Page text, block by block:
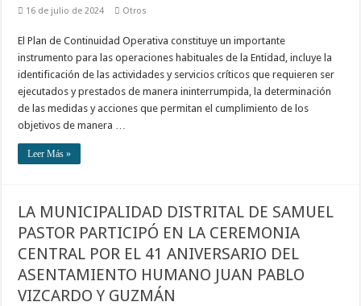
16 de julio de 2024 Otros
El Plan de Continuidad Operativa constituye un importante
instrumento para las operaciones habituales de la Entidad, incluye la
identificación de las actividades y servicios críticos que requieren ser
ejecutados y prestados de manera ininterrumpida, la determinación
de las medidas y acciones que permitan el cumplimiento de los
objetivos de manera …
Leer Más »
LA MUNICIPALIDAD DISTRITAL DE SAMUEL
PASTOR PARTICIPÓ EN LA CEREMONIA
CENTRAL POR EL 41 ANIVERSARIO DEL
ASENTAMIENTO HUMANO JUAN PABLO
VIZCARDO Y GUZMÁN